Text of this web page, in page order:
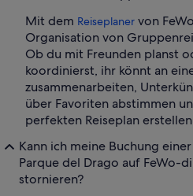
Mit dem Reiseplaner von
Organisation von
Ob du mit Freunden planst
koordinierst, ihr könnt an
zusammenarbeiten,
über Favoriten abstimmen
perfekten Reiseplan
Kann ich meine Buchung
Parque del Drago auf FeWo-
stornieren?